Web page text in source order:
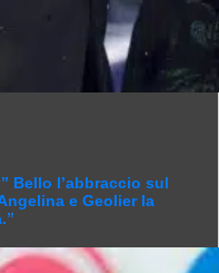
Bello l’abbraccio sul
e Geolier la